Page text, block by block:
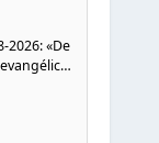
2026: «De